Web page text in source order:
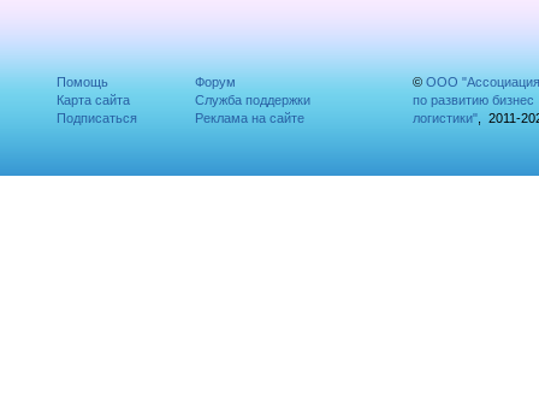
Помощь
Карта сайта
Подписаться
Форум
Служба поддержки
Реклама на сайте
© ООО "Ассоциация
по развитию бизнес
логистики", 2011-